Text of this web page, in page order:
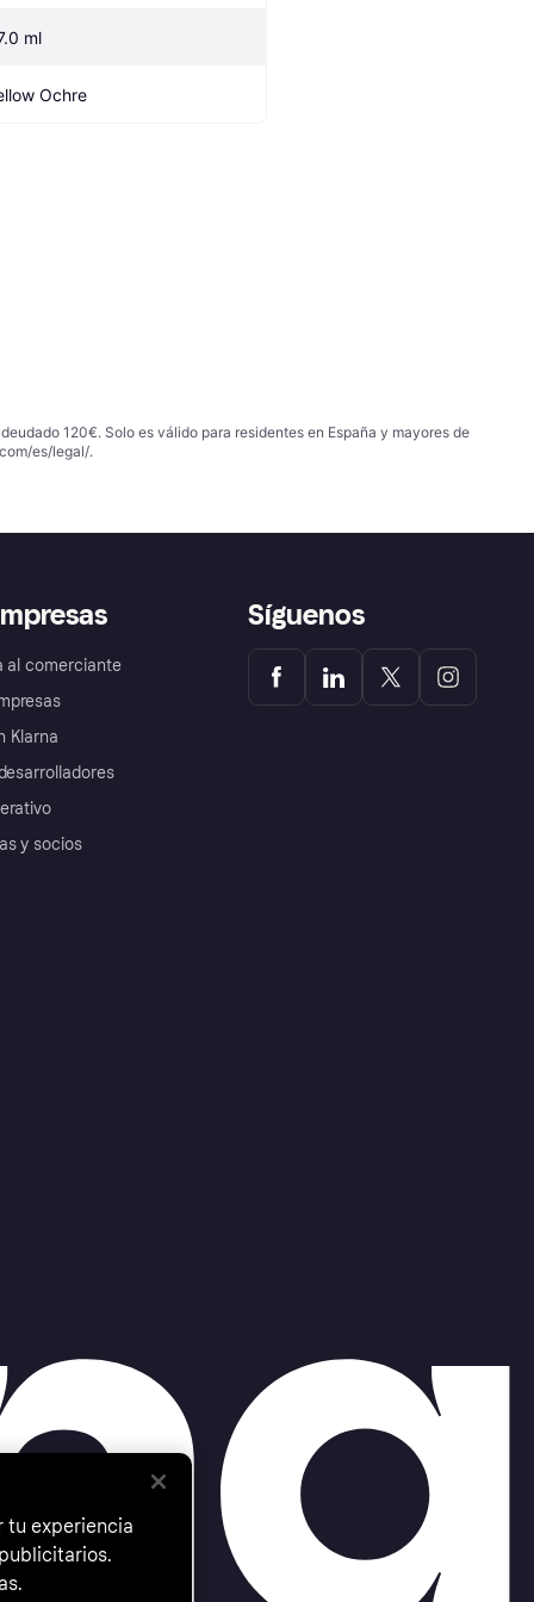
ml
Ochre
120€. Solo es válido para residentes en España y mayores de
es/legal/.
al comerciante
Klarna
y socios
Síguenos
tu experiencia